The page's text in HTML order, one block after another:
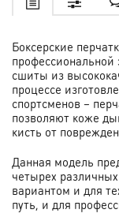
Боксерские
профессиональной
сшиты из
процессе
спортсменов –
позволяют коже
кисть от
Данная модель
четырех
вариантом и для
путь, и для